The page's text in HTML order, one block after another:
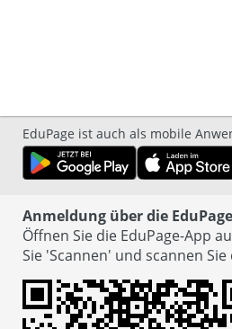
EduPage ist auch als mobile
Anmeldung über die
Öffnen Sie die EduPage-App
Sie 'Scannen' und scannen Sie